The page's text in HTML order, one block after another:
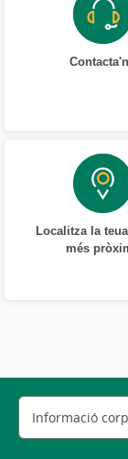
Localitza la
més